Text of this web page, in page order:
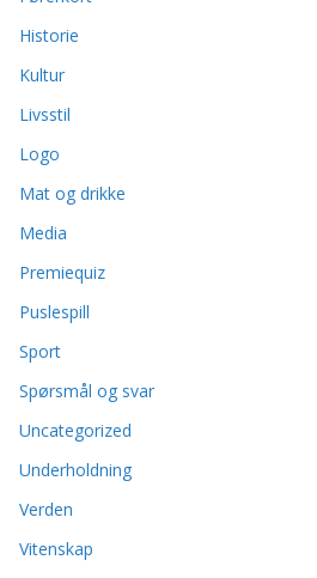
Historie
Kultur
Livsstil
Logo
Mat og drikke
Media
Premiequiz
Puslespill
Sport
Spørsmål og svar
Uncategorized
Underholdning
Verden
Vitenskap